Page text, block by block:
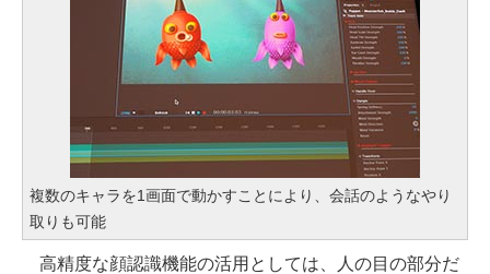
複数のキャラを1画面で動かすことにより、会話のようなやり
取りも可能
高精度な顔認識機能の活用としては、人の目の部分だ